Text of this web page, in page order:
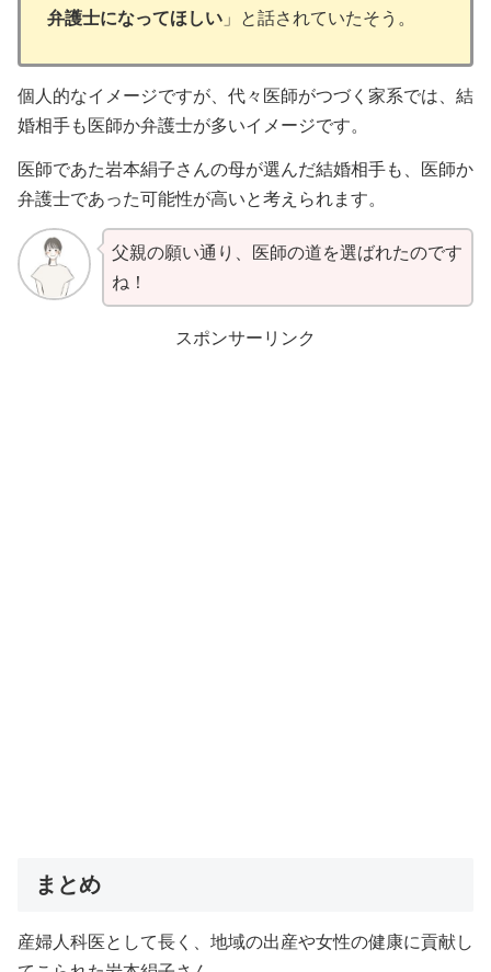
弁護士になってほしい 」と話されていたそう。
個人的なイメージですが、代々医師がつづく家系では、結
婚相手も医師か弁護士が多いイメージです。
医師であた岩本絹子さんの母が選んだ結婚相手も、医師か
弁護士であった可能性が高いと考えられます。
父親の願い通り、医師の道を選ばれたのです
ね！
スポンサーリンク
まとめ
産婦人科医として長く、地域の出産や女性の健康に貢献し